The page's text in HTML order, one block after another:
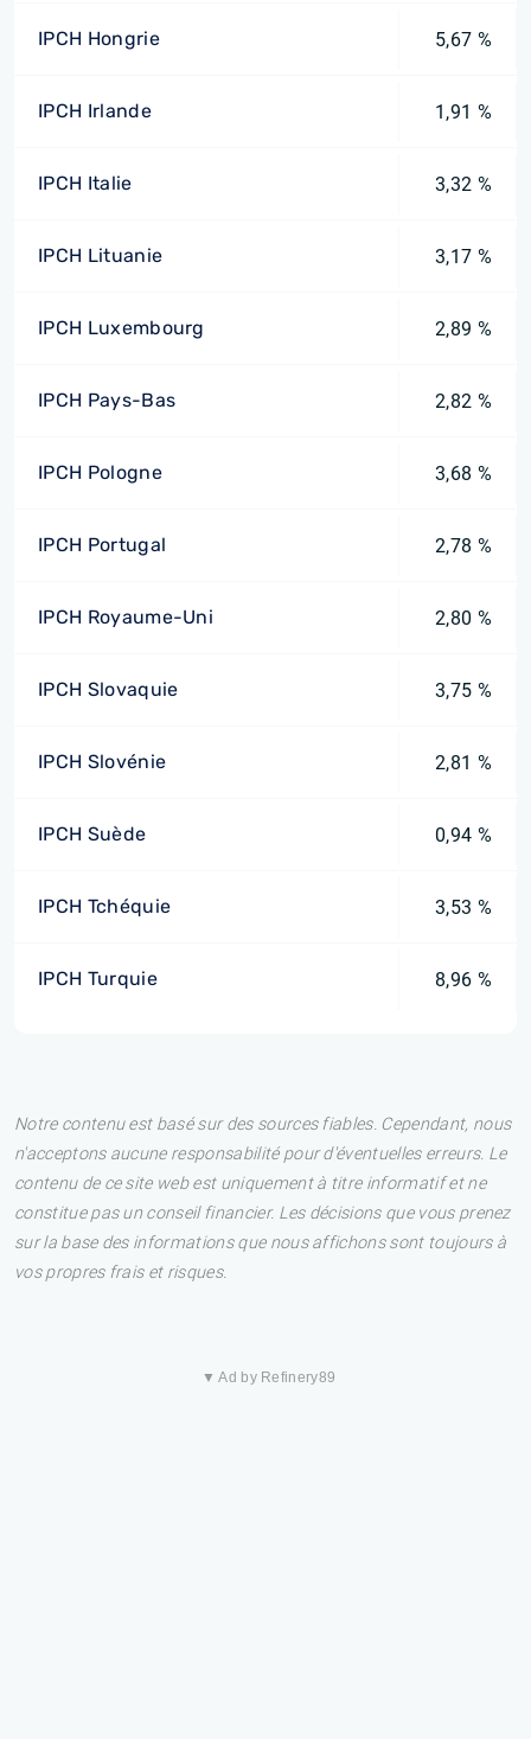
IPCH Hongrie 5,67 %
IPCH Irlande 1,91 %
IPCH Italie 3,32 %
IPCH Lituanie 3,17 %
IPCH Luxembourg 2,89 %
IPCH Pays-Bas 2,82 %
IPCH Pologne 3,68 %
IPCH Portugal 2,78 %
IPCH Royaume-Uni 2,80 %
IPCH Slovaquie 3,75 %
IPCH Slovénie 2,81 %
IPCH Suède 0,94 %
IPCH Tchéquie 3,53 %
IPCH Turquie 8,96 %
Notre contenu est basé sur des sources fiables. Cependant, nous
n'acceptons aucune responsabilité pour d'éventuelles erreurs. Le
contenu de ce site web est uniquement à titre informatif et ne
constitue pas un conseil financier. Les décisions que vous prenez
sur la base des informations que nous affichons sont toujours à
vos propres frais et risques.
▼ Ad by Refinery89